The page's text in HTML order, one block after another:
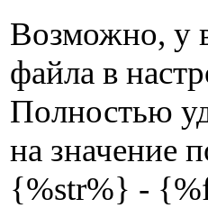
Возможно, у
файла в
Полностью
на значение
{%str%} -